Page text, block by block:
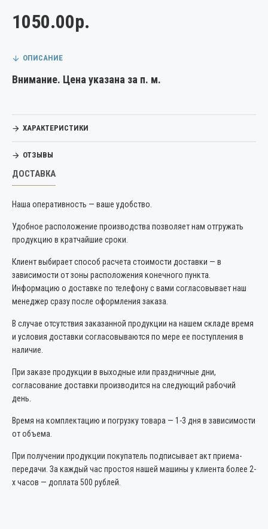
1050.00р.
ОПИСАНИЕ
Внимание. Цена указана за п. м.
ХАРАКТЕРИСТИКИ
ОТЗЫВЫ
ДОСТАВКА
Наша оперативность — ваше удобство.
Удобное расположение производства позволяет нам отгружать
продукцию в кратчайшие сроки.
Клиент выбирает способ расчета стоимости доставки — в
зависимости от зоны расположения конечного пункта.
Информацию о доставке по телефону с вами согласовывает наш
менеджер сразу после оформления заказа.
В случае отсутствия заказанной продукции на нашем складе время
и условия доставки согласовываются по мере ее поступления в
наличие.
При заказе продукции в выходные или праздничные дни,
согласование доставки производится на следующий рабочий
день.
Время на комплектацию и погрузку товара — 1-3 дня в зависимости
от объема.
При получении продукции покупатель подписывает акт приема-
передачи. За каждый час простоя нашей машины у клиента более 2-
х часов — доплата 500 рублей.